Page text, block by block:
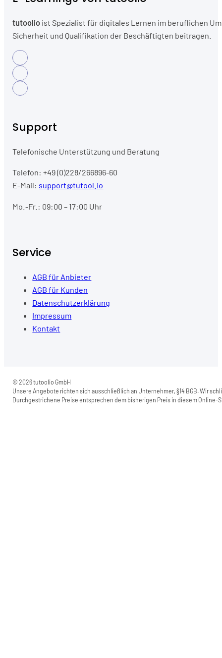
tutoolio ist Spezialist für digitales Lernen im beruflichen
Sicherheit und Qualifikation der Beschäftigten beitragen.
Support
Telefonische Unterstützung und Beratung
Telefon: +49 (0)228/266896-60
E-Mail: support@tutool.io
Mo.-Fr.: 09:00 – 17:00 Uhr
Service
AGB für Anbieter
AGB für Kunden
Datenschutzerklärung
Impressum
Kontakt
© 2026 tutoolio GmbH
Unsere Angebote richten sich ausschließlich an Unternehmer, §14 BGB. Wir
Durchgestrichene Preise entsprechen dem bisherigen Preis in diesem